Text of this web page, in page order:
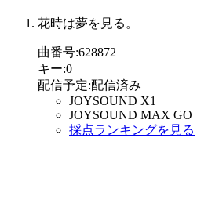
花時は夢を見る。
曲番号:628872
キー:0
配信予定:配信済み
JOYSOUND X1
JOYSOUND MAX GO
採点ランキングを見る